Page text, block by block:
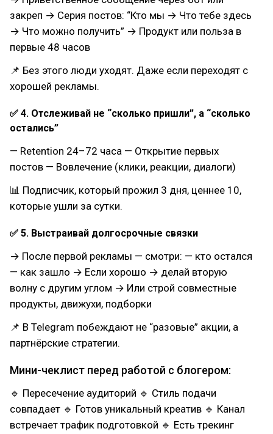
закреп → Серия постов: “Кто мы → Что тебе здесь
→ Что можно получить” → Продукт или польза в
первые 48 часов
📌 Без этого люди уходят. Даже если переходят с
хорошей рекламы.
✅ 4. Отслеживай не “сколько пришли”, а “сколько
остались”
— Retention 24–72 часа — Открытие первых
постов — Вовлечение (клики, реакции, диалоги)
📊 Подписчик, который прожил 3 дня, ценнее 10,
которые ушли за сутки.
✅ 5. Выстраивай долгосрочные связки
→ После первой рекламы — смотри: — кто остался
— как зашло → Если хорошо → делай вторую
волну с другим углом → Или строй совместные
продукты, движухи, подборки
📌 В Telegram побеждают не “разовые” акции, а
партнёрские стратегии.
Мини-чеклист перед работой с блогером:
🔹 Пересечение аудиторий 🔹 Стиль подачи
совпадает 🔹 Готов уникальный креатив 🔹 Канал
встречает трафик подготовкой 🔹 Есть трекинг